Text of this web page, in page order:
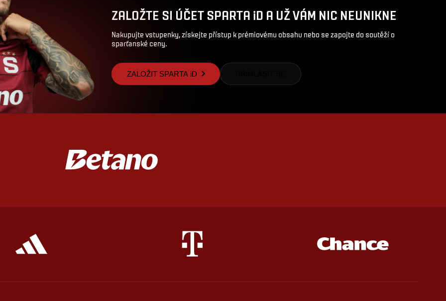
ZALOŽTE SI ÚČET SPARTA iD A UŽ VÁM NIC NEUNIKNE
Nakupujte vstupenky, získejte přístup k prémiovému obsahu nebo se zapojte do soutěží o
sparťanské ceny.
ZALOŽIT SPARTA iD